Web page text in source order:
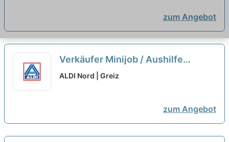
zum Angebot
Verkäufer Minijob / Aushilfe
(m/w/d) neu
ALDI Nord | Greiz
zum Angebot